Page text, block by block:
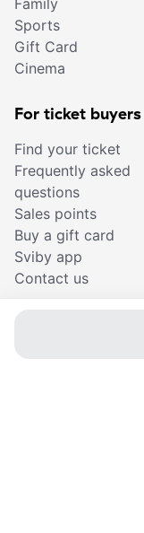
Family
Sports
Gift Card
Cinema
For ticket buyers
Find your ticket
Frequently asked
questions
Sales points
Buy a gift card
Sviby app
Contact us